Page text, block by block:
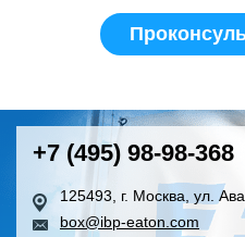
+7 (495) 98-98-368
125493, г. Москва, ул.
box@ibp-eaton.com